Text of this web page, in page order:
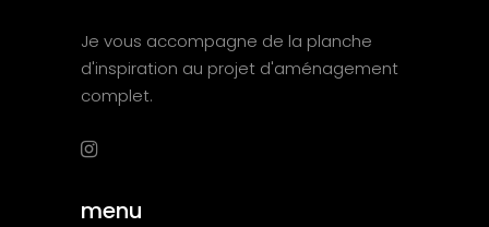
Je vous accompagne de la planche
d'inspiration au projet d'aménagement
complet.
menu